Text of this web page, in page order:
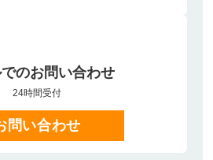
のお問い合わせ
24時間受付
問い合わせ